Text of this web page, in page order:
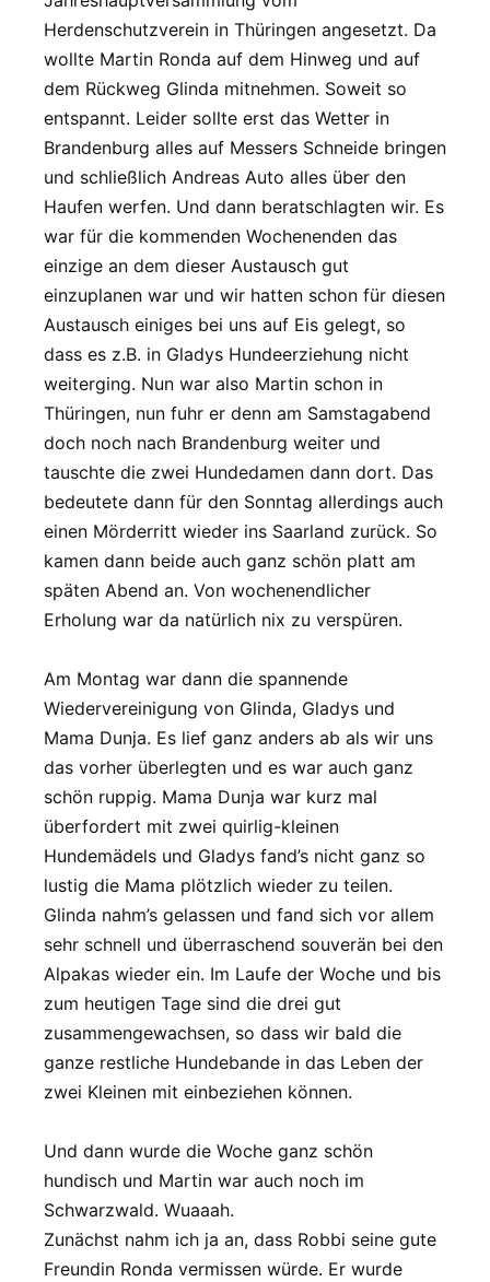
Herdenschutzverein in Thüringen angesetzt. Da
wollte Martin Ronda auf dem Hinweg und auf
dem Rückweg Glinda mitnehmen. Soweit so
entspannt. Leider sollte erst das Wetter in
Brandenburg alles auf Messers Schneide bringen
und schließlich Andreas Auto alles über den
Haufen werfen. Und dann beratschlagten wir. Es
war für die kommenden Wochenenden das
einzige an dem dieser Austausch gut
einzuplanen war und wir hatten schon für diesen
Austausch einiges bei uns auf Eis gelegt, so
dass es z.B. in Gladys Hundeerziehung nicht
weiterging. Nun war also Martin schon in
Thüringen, nun fuhr er denn am Samstagabend
doch noch nach Brandenburg weiter und
tauschte die zwei Hundedamen dann dort. Das
bedeutete dann für den Sonntag allerdings auch
einen Mörderritt wieder ins Saarland zurück. So
kamen dann beide auch ganz schön platt am
späten Abend an. Von wochenendlicher
Erholung war da natürlich nix zu verspüren.
Am Montag war dann die spannende
Wiedervereinigung von Glinda, Gladys und
Mama Dunja. Es lief ganz anders ab als wir uns
das vorher überlegten und es war auch ganz
schön ruppig. Mama Dunja war kurz mal
überfordert mit zwei quirlig-kleinen
Hundemädels und Gladys fand’s nicht ganz so
lustig die Mama plötzlich wieder zu teilen.
Glinda nahm’s gelassen und fand sich vor allem
sehr schnell und überraschend souverän bei den
Alpakas wieder ein. Im Laufe der Woche und bis
zum heutigen Tage sind die drei gut
zusammengewachsen, so dass wir bald die
ganze restliche Hundebande in das Leben der
zwei Kleinen mit einbeziehen können.
Und dann wurde die Woche ganz schön
hundisch und Martin war auch noch im
Schwarzwald. Wuaaah.
Zunächst nahm ich ja an, dass Robbi seine gute
Freundin Ronda vermissen würde. Er wurde